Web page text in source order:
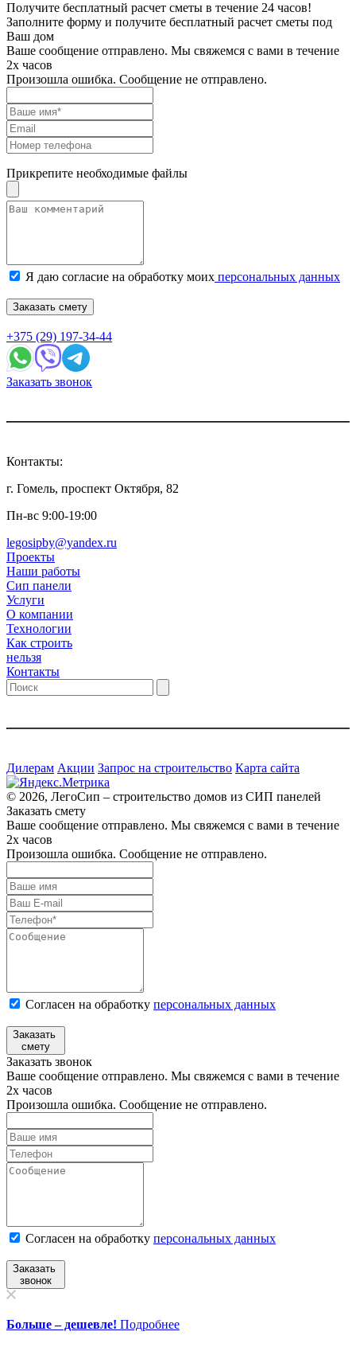
Получите бесплатный расчет сметы в течение 24 часов!
Заполните форму и получите бесплатный расчет сметы под
Ваш дом
Ваше сообщение отправлено. Мы свяжемся с вами в течение
2х часов
Произошла ошибка. Сообщение не отправлено.
Прикрепите необходимые файлы
Я даю согласие на обработку моих персональных данных
Заказать смету
+375 (29) 197-34-44
Заказать звонок
Контакты:
г. Гомель, проспект Октября, 82
Пн-вс 9:00-19:00
legosipby@yandex.ru
Проекты
Наши работы
Сип панели
Услуги
О компании
Технологии
Как строить
нельзя
Контакты
Дилерам Акции Запрос на строительство Карта сайта
© 2026, ЛегоСип – строительство домов из СИП панелей
Заказать смету
Ваше сообщение отправлено. Мы свяжемся с вами в течение
2х часов
Произошла ошибка. Сообщение не отправлено.
Согласен на обработку персональных данных
Заказать
смету
Заказать звонок
Ваше сообщение отправлено. Мы свяжемся с вами в течение
2х часов
Произошла ошибка. Сообщение не отправлено.
Согласен на обработку персональныx данных
Заказать
звонок
Больше – дешевле! Подробнее